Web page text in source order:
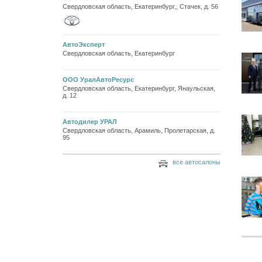
Свердловская область, Екатеринбург,, Стачек, д. 56
АвтоЭксперт
Свердловская область, Екатеринбург
ООО УралАвтоРесурс
Свердловская область, Екатеринбург, Янаульская,
д. 12
Автодилер УРАЛ
Свердловская область, Арамиль, Пролетарская, д.
95
все автосалоны